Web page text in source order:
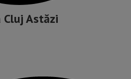
Cluj Astăzi